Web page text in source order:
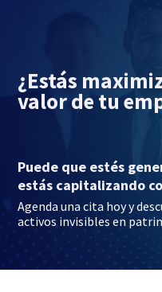
¿Estás
valor de tu
Puede que estés
estás capitalizando
Agenda una cita hoy y
activos invisibles en